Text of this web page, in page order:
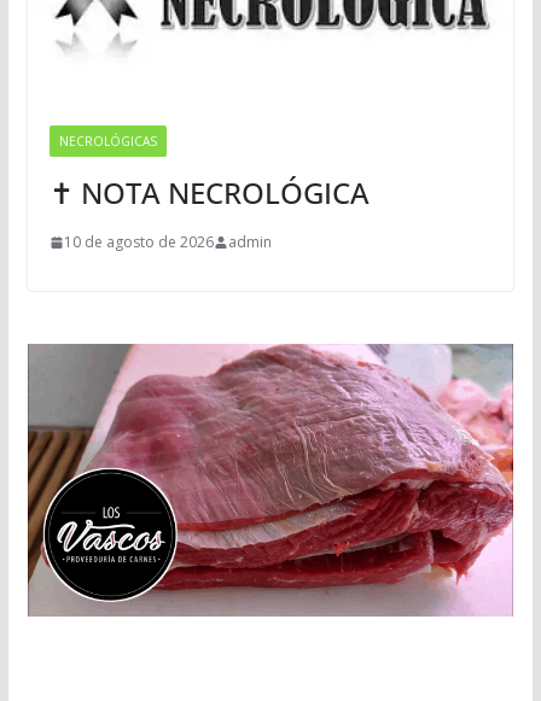
NECROLÓGICAS
✝ NOTA NECROLÓGICA
10 de agosto de 2026 admin